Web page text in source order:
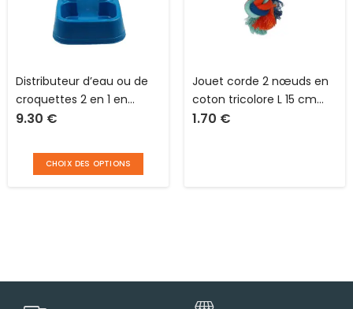
Distributeur d’eau ou de
croquettes 2 en 1 en
plastique L 32 x l 19 x H 28
9.30 €
CHOIX DES OPTIONS
Jouet corde 2 nœuds en
coton tricolore L 15 cm
pour chien Terrazzo
1.70 €